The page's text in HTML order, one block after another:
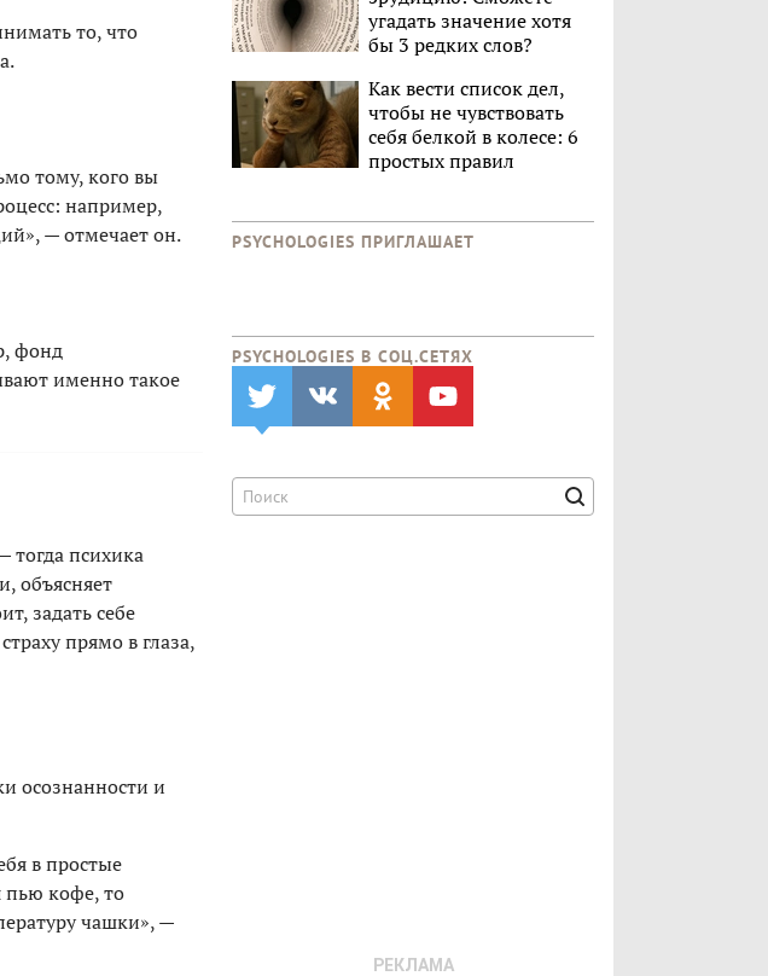
то, что
тому, кого вы
например,
— отмечает он.
фонд
именно такое
тогда психика
объясняет
задать себе
прямо в глаза,
осознанности и
в простые
пью кофе, то
чашки», —
угадать значение хотя
бы 3 редких слов?
Как вести список дел,
чтобы не чувствовать
себя белкой в колесе: 6
простых правил
PSYCHOLOGIES ПРИГЛАШАЕТ
PSYCHOLOGIES В CОЦ.СЕТЯХ